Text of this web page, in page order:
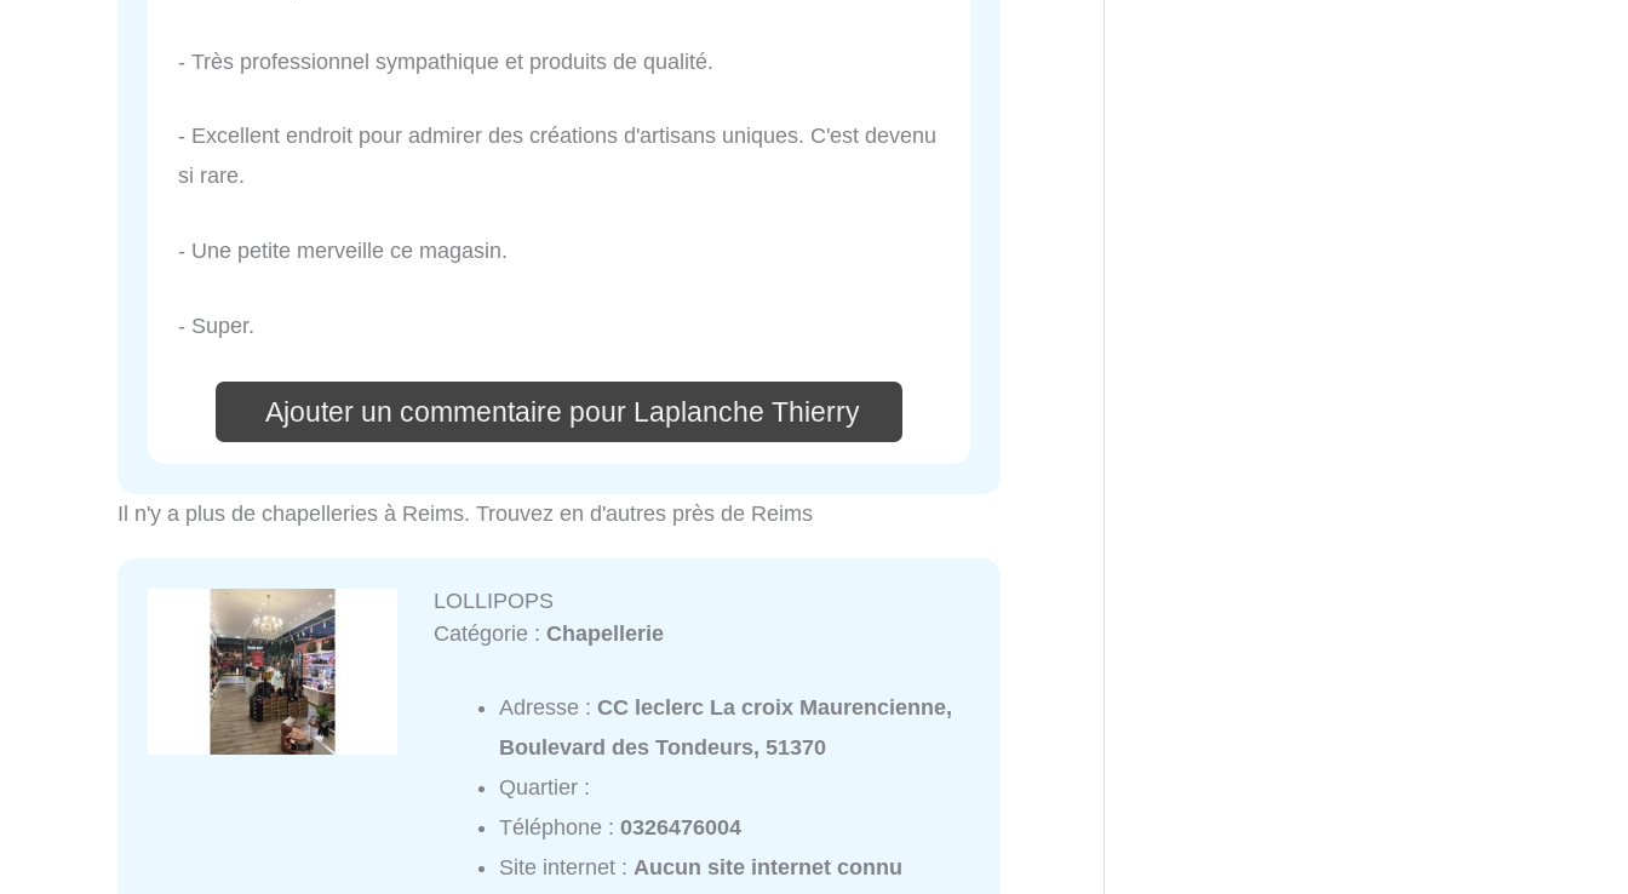
- Très professionnel sympathique et produits de qualité.
- Excellent endroit pour admirer des créations d'artisans uniques. C'est devenu
si rare.
- Une petite merveille ce magasin.
- Super.
Ajouter un commentaire pour Laplanche Thierry
Il n'y a plus de chapelleries à Reims. Trouvez en d'autres près de Reims
LOLLIPOPS
Catégorie :Chapellerie
Adresse :CC leclerc La croix Maurencienne,
Boulevard des Tondeurs, 51370
Quartier :
Téléphone :0326476004
Site internet :Aucun site internet connu